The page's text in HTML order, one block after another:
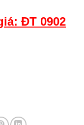
ĐT 0902